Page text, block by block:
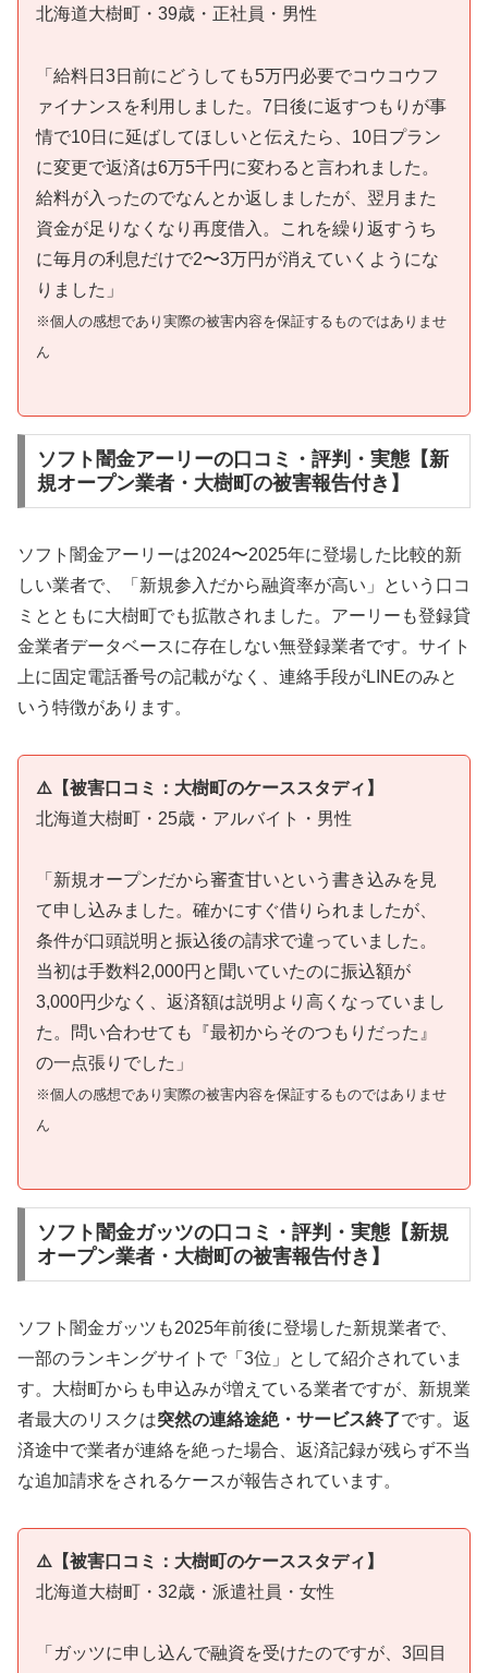
北海道大樹町・39歳・正社員・男性
「給料日3日前にどうしても5万円必要でコウコウフ
ァイナンスを利用しました。7日後に返すつもりが事
情で10日に延ばしてほしいと伝えたら、10日プラン
に変更で返済は6万5千円に変わると言われました。
給料が入ったのでなんとか返しましたが、翌月また
資金が足りなくなり再度借入。これを繰り返すうち
に毎月の利息だけで2〜3万円が消えていくようにな
りました」
※個人の感想であり実際の被害内容を保証するものではありませ
ん
ソフト闇金アーリーの口コミ・評判・実態【新
規オープン業者・大樹町の被害報告付き】
ソフト闇金アーリーは2024〜2025年に登場した比較的新
しい業者で、「新規参入だから融資率が高い」という口コ
ミとともに大樹町でも拡散されました。アーリーも登録貸
金業者データベースに存在しない無登録業者です。サイト
上に固定電話番号の記載がなく、連絡手段がLINEのみと
いう特徴があります。
⚠️【被害口コミ：大樹町のケーススタディ】
北海道大樹町・25歳・アルバイト・男性
「新規オープンだから審査甘いという書き込みを見
て申し込みました。確かにすぐ借りられましたが、
条件が口頭説明と振込後の請求で違っていました。
当初は手数料2,000円と聞いていたのに振込額が
3,000円少なく、返済額は説明より高くなっていまし
た。問い合わせても『最初からそのつもりだった』
の一点張りでした」
※個人の感想であり実際の被害内容を保証するものではありませ
ん
ソフト闇金ガッツの口コミ・評判・実態【新規
オープン業者・大樹町の被害報告付き】
ソフト闇金ガッツも2025年前後に登場した新規業者で、
一部のランキングサイトで「3位」として紹介されていま
す。大樹町からも申込みが増えている業者ですが、新規業
者最大のリスクは突然の連絡途絶・サービス終了です。返
済途中で業者が連絡を絶った場合、返済記録が残らず不当
な追加請求をされるケースが報告されています。
⚠️【被害口コミ：大樹町のケーススタディ】
北海道大樹町・32歳・派遣社員・女性
「ガッツに申し込んで融資を受けたのですが、3回目